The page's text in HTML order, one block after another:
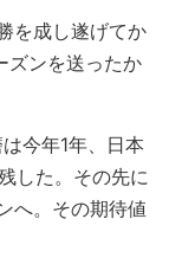
を成し遂げてか
ズンを送ったか
今年1年、日本
した。その先に
へ。その期待値